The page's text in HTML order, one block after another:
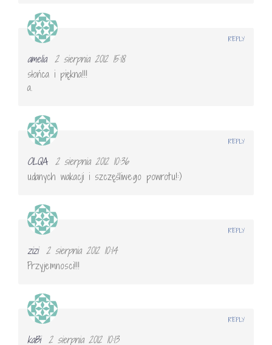
amelia 2 sierpnia 2012 15:18
słońca i piękna!!!
a.
REPLY
OLQA 2 sierpnia 2012 10:36
udanych wakacji i szczęśliwego powrotu!:)
REPLY
zizi 2 sierpnia 2012 10:14
Przyjemnosci!!!
REPLY
kaBi 2 sierpnia 2012 10:13
REPLY